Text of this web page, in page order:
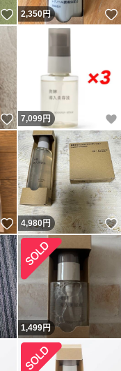
いいね！
2,350円
いいね！
7,099円
いいね！
4,980円
1,499円